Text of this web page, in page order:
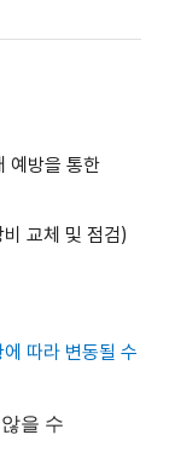
예방을 통한
교체 및 점검)
따라 변동될 수
을 수